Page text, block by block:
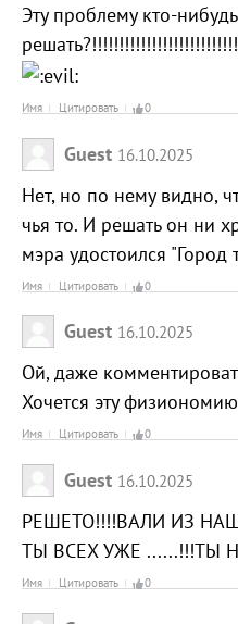
Эту проблему кто-
решать?!!!!!!!!!!!!!!!!!!!!!!!!!!!
Имя Цитировать 0
Guest 16.10.2025
Нет, но по нему видно,
чья то. И решать он ни
мэра удостоился "Город
Имя Цитировать 0
Guest 16.10.2025
Ой, даже
Хочется эту
Имя Цитировать 0
Guest 16.10.2025
РЕШЕТО!!!!ВАЛИ ИЗ
ТЫ ВСЕХ УЖЕ ......!!!ТЫ
Имя Цитировать 0